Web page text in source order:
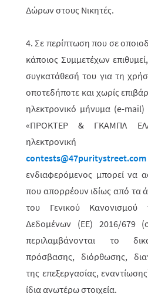
Δώρων στους Νικητές.
4. Σε περίπτωση που σε
κάποιος Συμμετέχων
συγκατάθεσή του για τη
οποτεδήποτε και χωρίς
ηλεκτρονικό μήνυμα (e-mail)
«ΠΡΟΚΤΕΡ & ΓΚΑΜΠΛ
ηλεκτρονική
contests@47puritystreet.com
ενδιαφερόμενος μπορεί να
που απορρέουν ιδίως από τα
του Γενικού
Δεδομένων (ΕΕ) 2016/679
περιλαμβάνονται το
πρόσβασης, διόρθωσης,
της επεξεργασίας,
ίδια ανωτέρω στοιχεία.